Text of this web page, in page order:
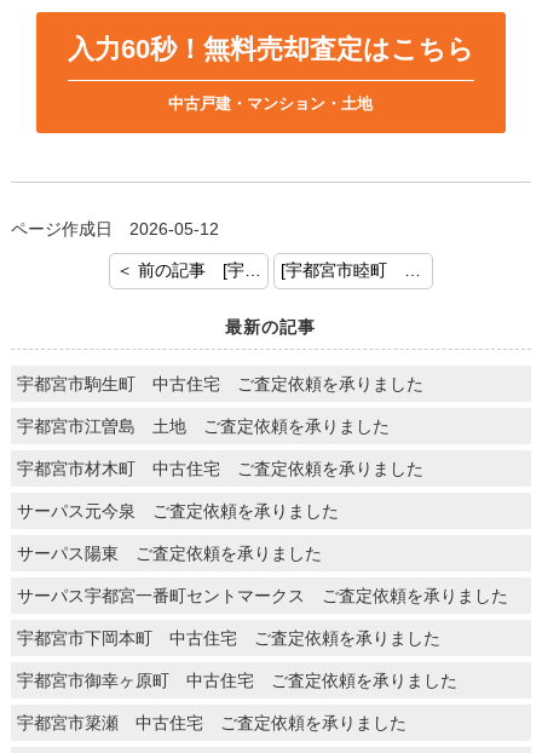
入力60秒！無料売却査定はこちら
中古戸建・マンション・土地
ページ作成日 2026-05-12
＜ 前の記事 [宇都宮市宮の内 新築戸建 ご成約おめでとうございます]
最新の記事
宇都宮市駒生町 中古住宅 ご査定依頼を承りました
宇都宮市江曽島 土地 ご査定依頼を承りました
宇都宮市材木町 中古住宅 ご査定依頼を承りました
サーパス元今泉 ご査定依頼を承りました
サーパス陽東 ご査定依頼を承りました
サーパス宇都宮一番町セントマークス ご査定依頼を承りました
宇都宮市下岡本町 中古住宅 ご査定依頼を承りました
宇都宮市御幸ヶ原町 中古住宅 ご査定依頼を承りました
宇都宮市簗瀬 中古住宅 ご査定依頼を承りました